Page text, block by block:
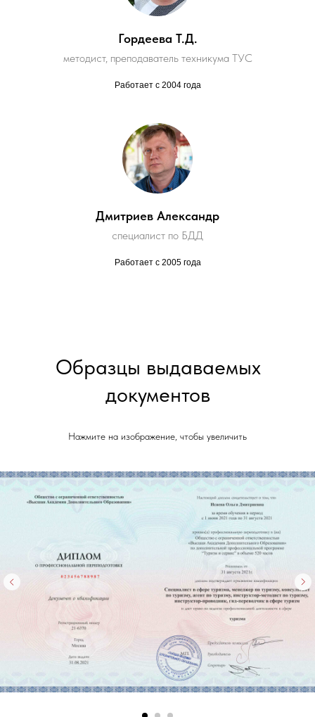
Гордеева Т.Д.
методист, преподаватель техникума ТУС
Работает с 2004 года
Дмитриев Александр
специалист по БДД
Работает с 2005 года
Образцы выдаваемых
документов
Нажмите на изображение, чтобы увеличить